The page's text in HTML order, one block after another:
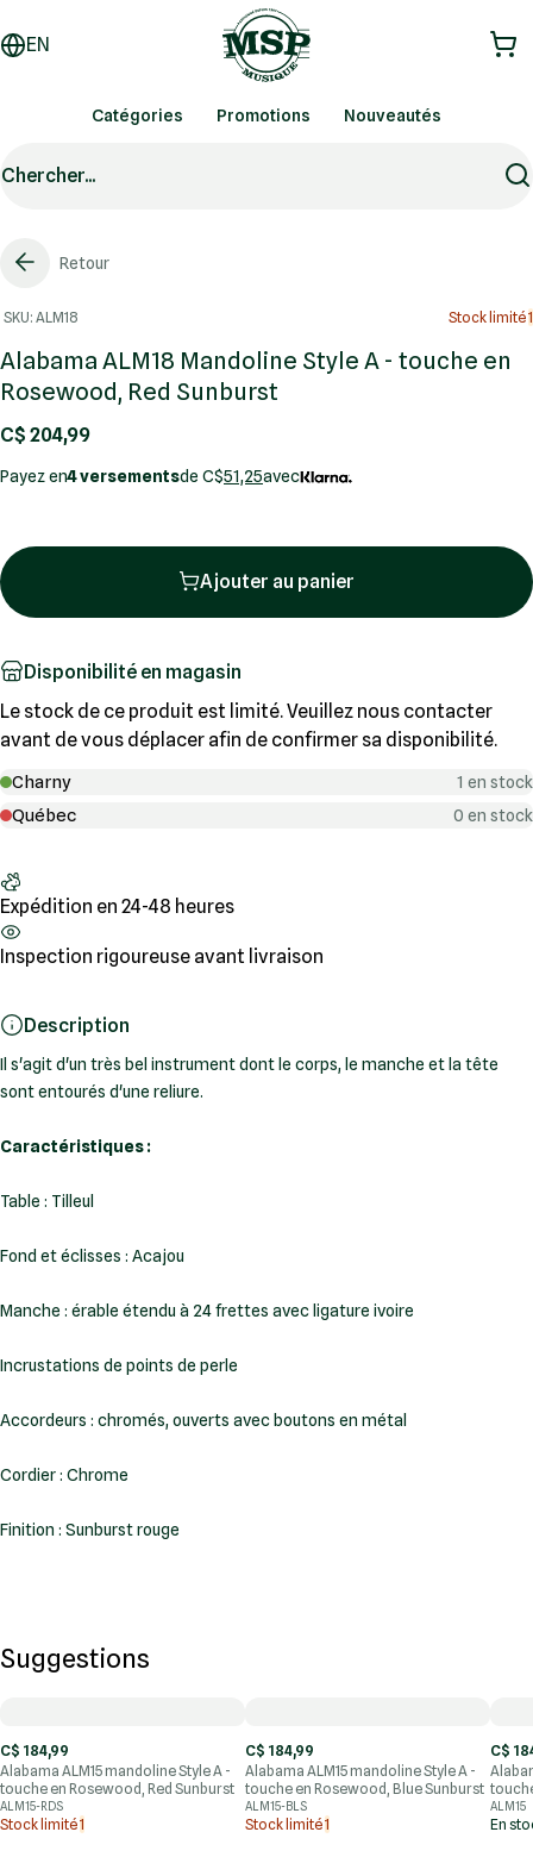
EN
Catégories Promotions Nouveautés
Chercher...
Retour
SKU: ALM18 Stock limité1
Alabama ALM18 Mandoline Style A - touche en
Rosewood, Red Sunburst
C$ 204,99
Payez en4 versementsde C$51,25avec
Ajouter au panier
Disponibilité en magasin
Le stock de ce produit est limité. Veuillez nous contacter
avant de vous déplacer afin de confirmer sa disponibilité.
Charny 1 en stock
Québec 0 en stock
Expédition en 24-48 heures
Inspection rigoureuse avant livraison
Description
Il s'agit d'un très bel instrument dont le corps, le manche et la tête
sont entourés d'une reliure.
Caractéristiques :
Table : Tilleul
Fond et éclisses : Acajou
Manche : érable étendu à 24 frettes avec ligature ivoire
Incrustations de points de perle
Accordeurs : chromés, ouverts avec boutons en métal
Cordier : Chrome
Finition : Sunburst rouge
Suggestions
C$ 184,99
Alabama ALM15 mandoline Style A -
touche en Rosewood, Red Sunburst
ALM15-RDS
Stock limité1
C$ 184,99
Alabama ALM15 mandoline Style A -
touche en Rosewood, Blue Sunburst
ALM15-BLS
Stock limité1
C$
ALM15
En